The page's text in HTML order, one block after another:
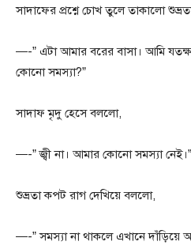
সাদাফের প্রশ্নে চোখ তুলে তাকালো
—-” এটা আমার বরের বাসা। আমি
কোনো সমস্যা?”
সাদাফ মৃদু হেসে বললো,
—-” জ্বী না। আমার কোনো সমস্যা নেই।”
শুভ্রতা কপট রাগ দেখিয়ে বললো,
—-” সমস্যা না থাকলে এখানে দাঁড়িয়ে